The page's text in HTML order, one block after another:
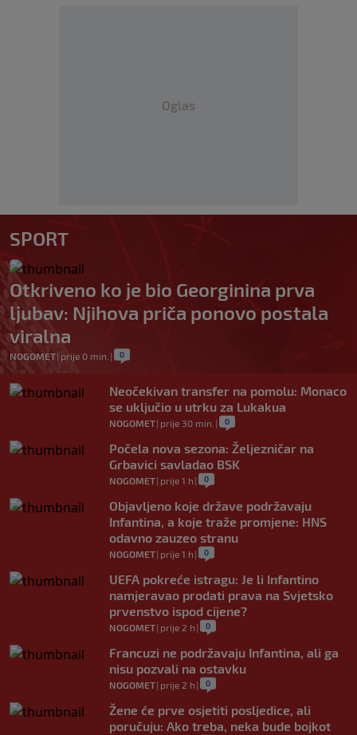
Oglas
SPORT
Otkriveno ko je bio Georginina prva
ljubav: Njihova priča ponovo postala
viralna
NOGOMET| prije 0 min. | 0
Neočekivan transfer na pomolu: Monaco
se uključio u utrku za Lukakua
NOGOMET| prije 30 min. | 0
Počela nova sezona: Željezničar na
Grbavici savladao BSK
NOGOMET| prije 1 h | 0
Objavljeno koje države podržavaju
Infantina, a koje traže promjene: HNS
odavno zauzeo stranu
NOGOMET| prije 1 h | 0
UEFA pokreće istragu: Je li Infantino
namjeravao prodati prava na Svjetsko
prvenstvo ispod cijene?
NOGOMET| prije 2 h | 0
Francuzi ne podržavaju Infantina, ali ga
nisu pozvali na ostavku
NOGOMET| prije 2 h | 0
Žene će prve osjetiti posljedice, ali
poručuju: Ako treba, neka bude bojkot